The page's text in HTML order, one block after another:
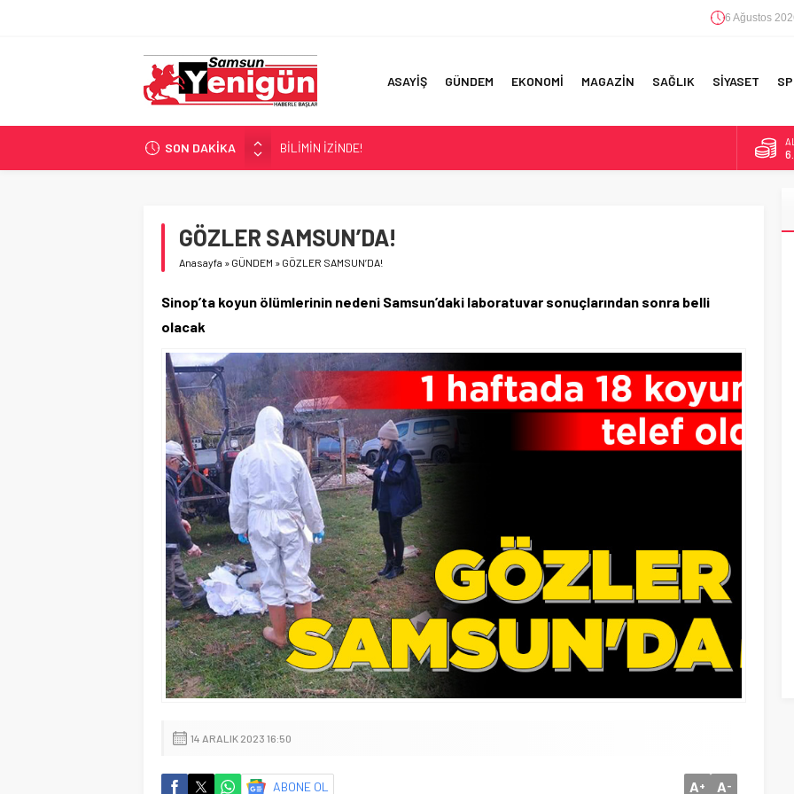
6 Ağustos
ASAYİŞ GÜNDEM EKONOMİ MAGAZİN SAĞLIK SİYASET
SON DAKİKA
BİLİMİN İZİNDE!
TIR’A ‘ZEHİR’ BASKINI!
SAMSUN YANACAK!
GÖZLER SAMSUN’DA!
Anasayfa » GÜNDEM » GÖZLER SAMSUN’DA!
Sinop’ta koyun ölümlerinin nedeni Samsun’daki laboratuvar sonuçlarından sonra belli
olacak
14 ARALIK 2023 16:50
ABONE OL A+ A-